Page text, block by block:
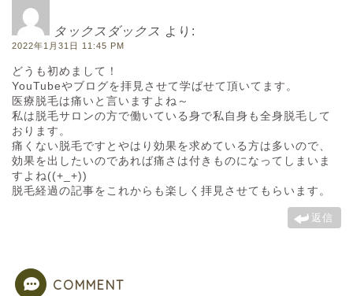
タックスダックス より:
2022年1月31日 11:45 PM
どうも初めまして！
YouTubeやブログを拝見させて学ばせて頂いてます。
医療脱毛は痛いと言いますよね～
私は脱毛サロンの方で働いている身で私自身も全身脱毛して
おります。
痛くない脱毛ですとやはり効果を求めている方は多いので、
効果を出したいのであれば痛さは付きものになってしまいま
すよね((+_+))
脱毛経過の記事をこれからも楽しく拝見させてもらいます。
返信
COMMENT